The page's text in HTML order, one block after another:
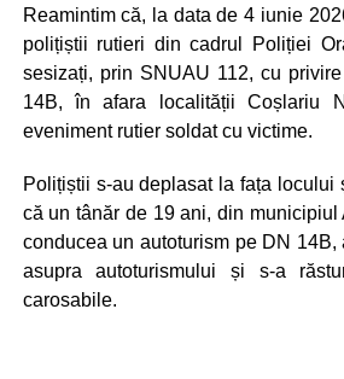
Reamintim că, la data de 4 iunie
polițiștii rutieri din cadrul Poliției
sesizați, prin SNUAU 112, cu
14B, în afara localității Coșlariu
eveniment rutier soldat cu victime.
Polițiștii s-au deplasat la fața locului
că un tânăr de 19 ani, din
conducea un autoturism pe DN 14B,
asupra autoturismului și s-a
carosabile.